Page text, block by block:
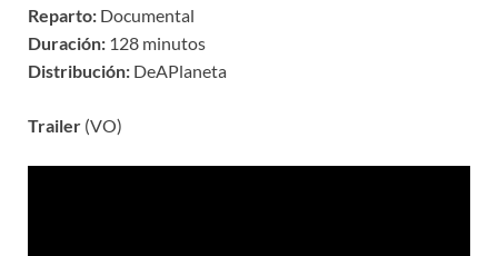
Reparto: Documental
Duración: 128 minutos
Distribución: DeAPlaneta
Trailer (VO)